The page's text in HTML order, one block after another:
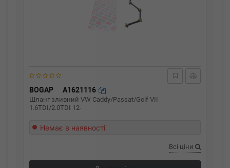
BOGAP A1621116
Шланг зливний VW Caddy/Passat/Golf VII
1.6TDI/2.0TDI 12-
Немає в наявності
Всі ціни